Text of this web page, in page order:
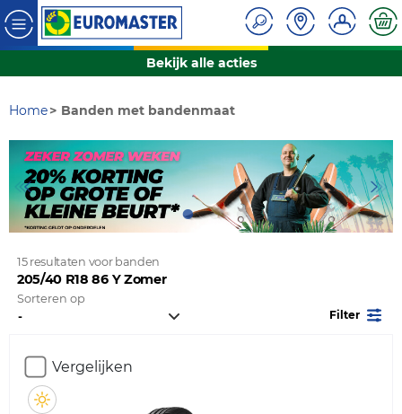
Bekijk alle acties
Home Banden met bandenmaat
15 resultaten voor banden
205/40 R18 86 Y Zomer
Sorteren op
Filter
Vergelijken